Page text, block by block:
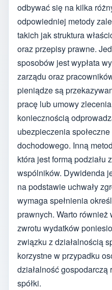
odbywać się na kilka
odpowiedniej metody
takich jak struktura
oraz przepisy prawne.
sposobów jest wypłata
zarządu oraz
pieniądze są
pracę lub umowy
koniecznością
ubezpieczenia
dochodowego. Inną
która jest formą podziału
wspólników. Dywidenda
na podstawie uchwały
wymaga spełnienia
prawnych. Warto
zwrotu wydatków
związku z działalnością
korzystne w przypadku
działalność
spółki.